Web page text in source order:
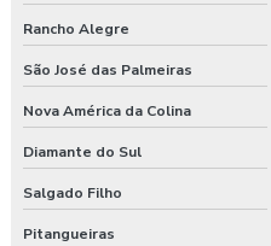
Rancho Alegre
São José das Palmeiras
Nova América da Colina
Diamante do Sul
Salgado Filho
Pitangueiras